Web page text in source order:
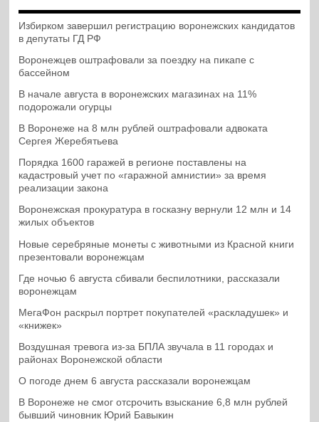
Избирком завершил регистрацию воронежских кандидатов
в депутаты ГД РФ
Воронежцев оштрафовали за поездку на пикапе с
бассейном
В начале августа в воронежских магазинах на 11%
подорожали огурцы
В Воронеже на 8 млн рублей оштрафовали адвоката
Сергея Жеребятьева
Порядка 1600 гаражей в регионе поставлены на
кадастровый учет по «гаражной амнистии» за время
реализации закона
Воронежская прокуратура в госказну вернули 12 млн и 14
жилых объектов
Новые серебряные монеты с животными из Красной книги
презентовали воронежцам
Где ночью 6 августа сбивали беспилотники, рассказали
воронежцам
МегаФон раскрыл портрет покупателей «раскладушек» и
«книжек»
Воздушная тревога из-за БПЛА звучала в 11 городах и
районах Воронежской области
О погоде днем 6 августа рассказали воронежцам
В Воронеже не смог отсрочить взыскание 6,8 млн рублей
бывший чиновник Юрий Бавыкин